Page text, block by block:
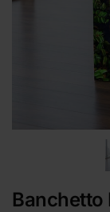
Banchetto